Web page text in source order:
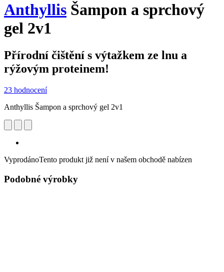
Anthyllis Šampon a sprchový
gel 2v1
Přírodní čištění s výtažkem ze lnu a
rýžovým proteinem!
23 hodnocení
Anthyllis Šampon a sprchový gel 2v1
VyprodánoTento produkt již není v našem obchodě nabízen
Podobné výrobky